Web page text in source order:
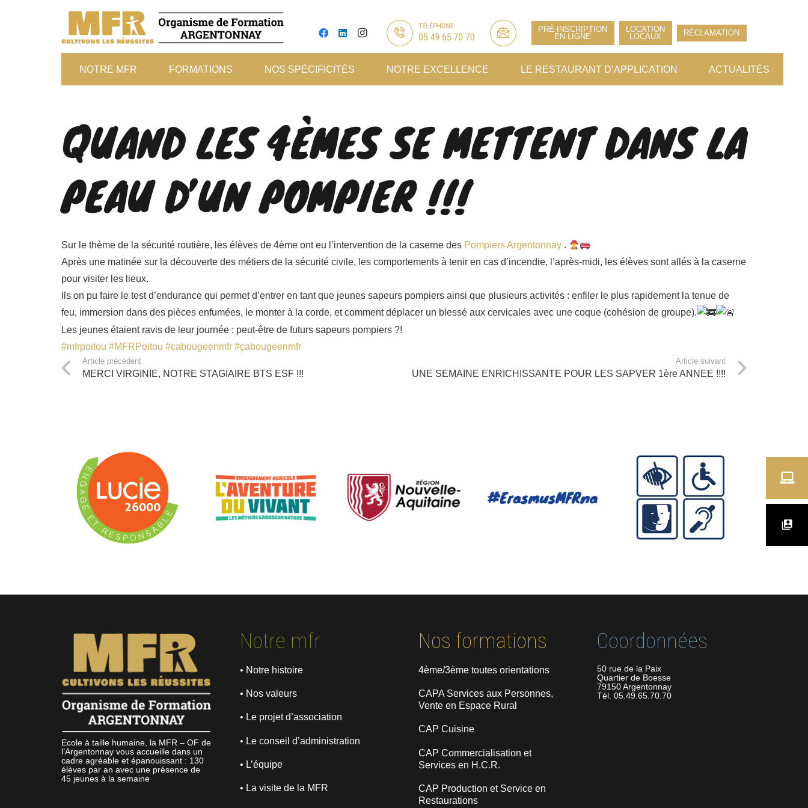
PRÉ-INSCRIPTION
EN LIGNE
LOCATION
LOCAUX
RÉCLAMATION
NOTRE MFR FORMATIONS NOS SPÉCIFICITÉS NOTRE EXCELLENCE LE RESTAURANT D’APPLICATION ACTUALITÉS
QUAND LES 4ÈMES SE METTENT DANS LA
PEAU D’UN POMPIER !!!
Sur le thème de la sécurité routière, les élèves de 4ème ont eu l’intervention de la caserne des Pompiers Argentonnay .
Après une matinée sur la découverte des métiers de la sécurité civile, les comportements à tenir en cas d’incendie, l’après-midi, les élèves sont allés à la caserne
pour visiter les lieux.
Ils on pu faire le test d’endurance qui permet d’entrer en tant que jeunes sapeurs pompiers ainsi que plusieurs activités : enfiler le plus rapidement la tenue de
feu, immersion dans des pièces enfumées, le monter à la corde, et comment déplacer un blessé aux cervicales avec une coque (cohésion de groupe).
Les jeunes étaient ravis de leur journée ; peut-être de futurs sapeurs pompiers ?!
#mfrpoitou #MFRPoitou #cabougeenmfr #çabougeenmfr
Article précédent
MERCI VIRGINIE, NOTRE STAGIAIRE BTS ESF !!!
Article suivant
UNE SEMAINE ENRICHISSANTE POUR LES SAPVER 1ère ANNEE !!!!
Ecole à taille humaine, la MFR – OF de
l’Argentonnay vous accueille dans un
cadre agréable et épanouissant : 130
élèves par an avec une présence de
45 jeunes à la semaine
Notre mfr
• Notre histoire
• Nos valeurs
• Le projet d’association
• Le conseil d’administration
• L’équipe
• La visite de la MFR
Nos formations
4ème/3ème toutes orientations
CAPA Services aux Personnes,
Vente en Espace Rural
CAP Cuisine
CAP Commercialisation et
Services en H.C.R.
CAP Production et Service en
Restaurations
Coordonnées
50 rue de la Paix
Quartier de Boesse
79150 Argentonnay
Tél. 05.49.65.70.70